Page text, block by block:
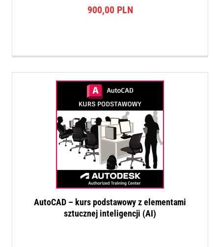
900,00 PLN
AutoCAD – kurs podstawowy z elementami
sztucznej inteligencji (AI)